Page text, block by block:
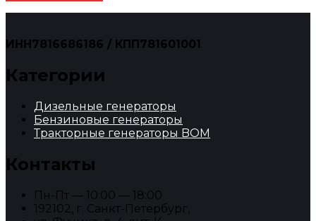
ИНН7816686186 / КПП781601001
Категории
Дизельные генераторы
Бензиновые генераторы
Тракторные генераторы BOM
Контакты
Пн-Пт — 10:00 — 18:00
192102, г. Санкт-Петербург,